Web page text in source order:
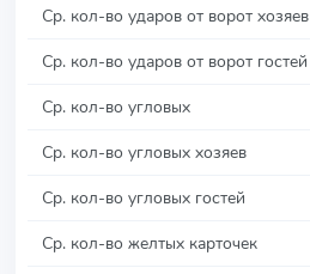
Ср. кол-во ударов от ворот хозяев
Ср. кол-во ударов от ворот гостей
Ср. кол-во угловых
Ср. кол-во угловых хозяев
Ср. кол-во угловых гостей
Ср. кол-во желтых карточек